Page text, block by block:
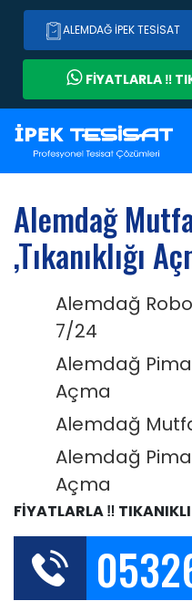
ALEMDAĞ İPEK TESISAT
FİYATLARLA ‼️
Alemdağ
,Tıkanıklığı
Alemdağ
7/24
Alemdağ
Açma
Alemdağ
Alemdağ
Açma
FİYATLARLA ‼️